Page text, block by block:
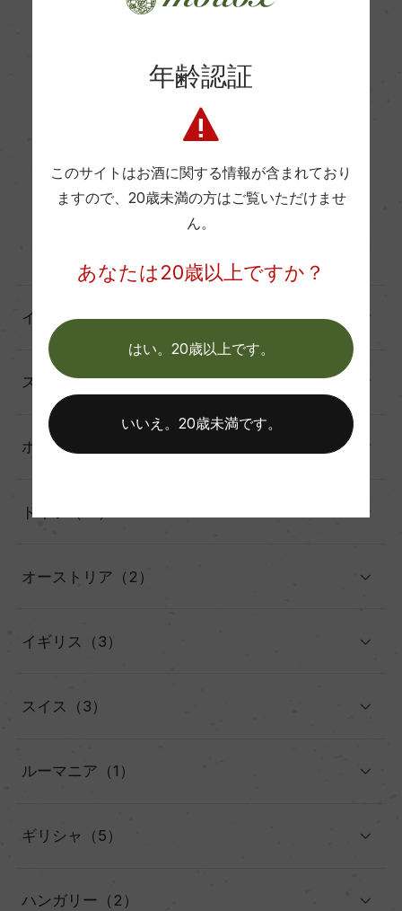
アルザス（2）
シャンパーニュ（3）
イタリア（93）
スペイン（36）
ポルトガル（10）
ドイツ（19）
オーストリア（2）
イギリス（3）
スイス（3）
ルーマニア（1）
ギリシャ（5）
ハンガリー（2）
年齢認証
このサイトはお酒に関する情報が含まれており
ますので、 20歳未満の方はご覧いただけませ
ん。
あなたは20歳以上ですか？
はい。20歳以上です。
いいえ。20歳未満です。